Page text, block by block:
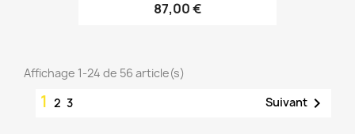
87,00 €
Affichage 1-24 de 56 article(s)
1 2 3 Suivant 